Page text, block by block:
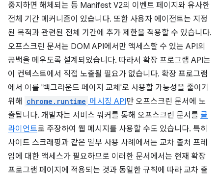
중지하면 해체되는 등 Manifest V2의 이벤트 페이지와 유사한
전체 기간 메커니즘이 있습니다. 또한 사용자 에이전트는 지정
된 목적과 관련된 전체 기간에 추가 제한을 적용할 수 있습니다.
오프스크린 문서는 DOM API에서만 액세스할 수 있는 API의
공백을 메우도록 설계되었습니다. 따라서 확장 프로그램 API는
이 컨텍스트에서 직접 노출될 필요가 없습니다. 확장 프로그램
에서 이를 '백그라운드 페이지 교체'로 사용할 가능성을 줄이기
위해
chrome.runtime 메시징 API만 오프스크린 문서에 노
출됩니다. 개발자는 서비스 워커를 통해 오프스크린 문서를 클
라이언트로 주장하여 웹 메시지를 사용할 수도 있습니다. 특히
사이트 스크래핑과 같은 일부 사용 사례에서는 교차 출처 프레
임에 대한 액세스가 필요하므로 이러한 문서에서는 현재 확장
프로그램 페이지에 적용되는 것과 동일한 규칙에 따라 교차 출